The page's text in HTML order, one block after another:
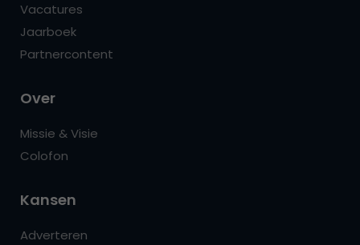
Vacatures
Jaarboek
Partnercontent
Over
Missie & Visie
Colofon
Kansen
Adverteren